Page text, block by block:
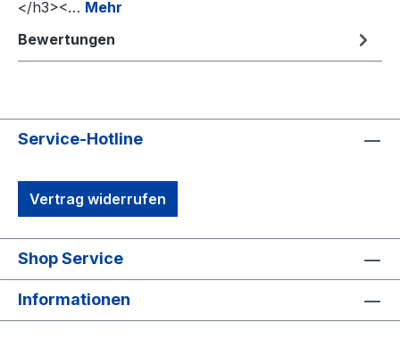
</h3><… Mehr
Bewertungen
Service-Hotline
Vertrag widerrufen
Shop Service
Informationen